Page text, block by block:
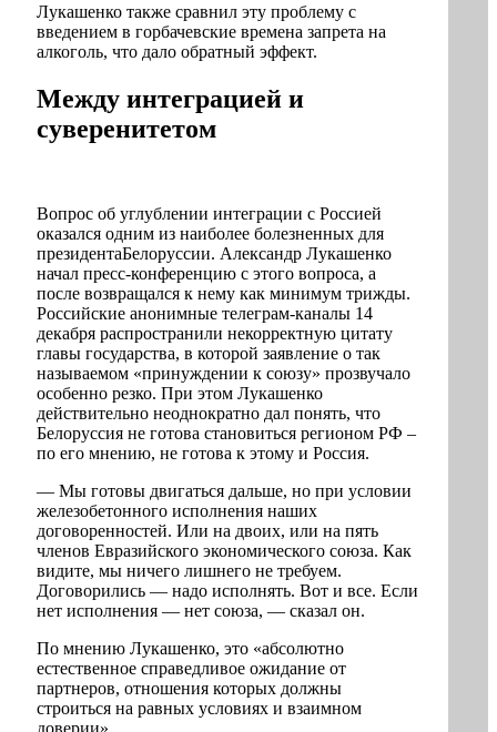
Лукашенко также сравнил эту проблему с
введением в горбачевские времена запрета на
алкоголь, что дало обратный эффект.
Между интеграцией и
суверенитетом
Вопрос об углублении интеграции с Россией
оказался одним из наиболее болезненных для
президентаБелоруссии. Александр Лукашенко
начал пресс-конференцию с этого вопроса, а
после возвращался к нему как минимум трижды.
Российские анонимные телеграм-каналы 14
декабря распространили некорректную цитату
главы государства, в которой заявление о так
называемом «принуждении к союзу» прозвучало
особенно резко. При этом Лукашенко
действительно неоднократно дал понять, что
Белоруссия не готова становиться регионом РФ –
по его мнению, не готова к этому и Россия.
— Мы готовы двигаться дальше, но при условии
железобетонного исполнения наших
договоренностей. Или на двоих, или на пять
членов Евразийского экономического союза. Как
видите, мы ничего лишнего не требуем.
Договорились — надо исполнять. Вот и все. Если
нет исполнения — нет союза, — сказал он.
По мнению Лукашенко, это «абсолютно
естественное справедливое ожидание от
партнеров, отношения которых должны
строиться на равных условиях и взаимном
доверии».